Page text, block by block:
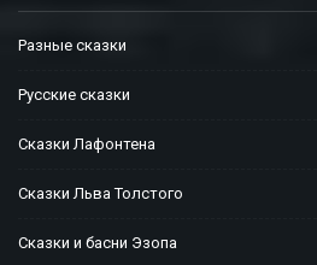
Разные сказки
Русские сказки
Сказки Лафонтена
Сказки Льва Толстого
Сказки и басни Эзопа